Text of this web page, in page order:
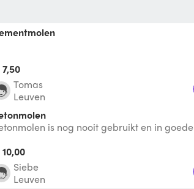
Tomas
Leuven
is nog nooit gebruikt en in goede
Siebe
Leuven